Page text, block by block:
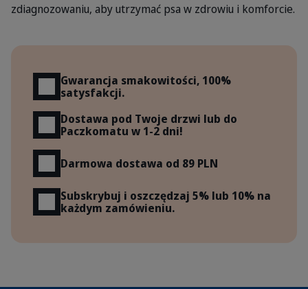
zdiagnozowaniu, aby utrzymać psa w zdrowiu i komforcie.
Gwarancja smakowitości, 100%
satysfakcji.
Dostawa pod Twoje drzwi lub do
Paczkomatu w 1-2 dni!
Darmowa dostawa od 89 PLN
Subskrybuj i oszczędzaj 5% lub 10% na
każdym zamówieniu.